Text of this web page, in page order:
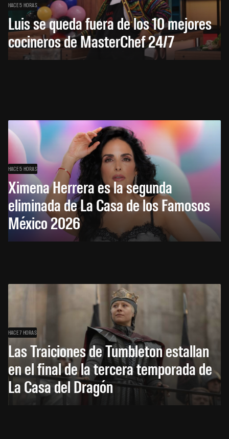
HACE 5 HORAS
Luis se queda fuera de los 10 mejores
cocineros de MasterChef 24/7
HACE 5 HORAS
Ximena Herrera es la segunda
eliminada de La Casa de los Famosos
México 2026
HACE 7 HORAS
Las Traiciones de Tumbleton estallan
en el final de la tercera temporada de
La Casa del Dragón